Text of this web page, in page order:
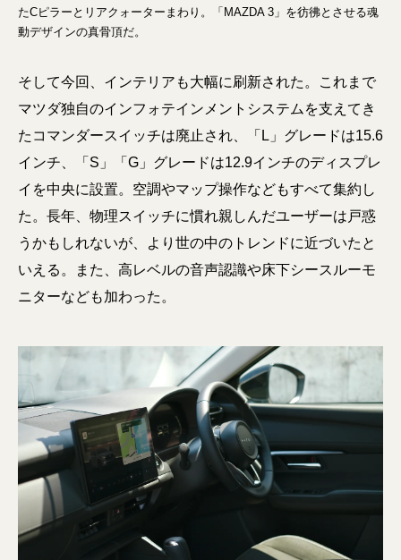
たCピラーとリアクォーターまわり。「MAZDA 3」を彷彿とさせる魂
動デザインの真骨頂だ。
そして今回、インテリアも大幅に刷新された。これまで
マツダ独自のインフォテインメントシステムを支えてき
たコマンダースイッチは廃止され、「L」グレードは15.6
インチ、「S」「G」グレードは12.9インチのディスプレ
イを中央に設置。空調やマップ操作などもすべて集約し
た。長年、物理スイッチに慣れ親しんだユーザーは戸惑
うかもしれないが、より世の中のトレンドに近づいたと
いえる。また、高レベルの音声認識や床下シースルーモ
ニターなども加わった。